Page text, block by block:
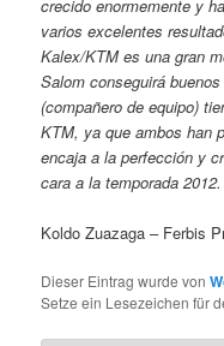
crecido enormemente y
varios excelentes
Kalex/KTM es una gran
Salom conseguirá
(compañero de equipo)
KTM, ya que ambos han
encaja a la perfección y
cara a la temporada 2012.
Koldo Zuazaga – Ferbis
Dieser Eintrag wurde von
Setze ein Lesezeichen für